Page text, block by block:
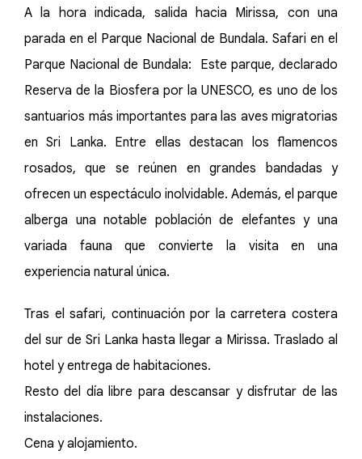
A la hora indicada, salida hacia Mirissa, con una
parada en el Parque Nacional de Bundala. Safari en el
Parque Nacional de Bundala: Este parque, declarado
Reserva de la Biosfera por la UNESCO, es uno de los
santuarios más importantes para las aves migratorias
en Sri Lanka. Entre ellas destacan los flamencos
rosados, que se reúnen en grandes bandadas y
ofrecen un espectáculo inolvidable. Además, el parque
alberga una notable población de elefantes y una
variada fauna que convierte la visita en una
experiencia natural única.
Tras el safari, continuación por la carretera costera
del sur de Sri Lanka hasta llegar a Mirissa. Traslado al
hotel y entrega de habitaciones.
Resto del día libre para descansar y disfrutar de las
instalaciones.
Cena y alojamiento.